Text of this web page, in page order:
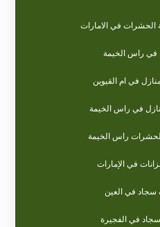
في الامارات
في راس الخيمة
في ام القيوين
في راس الخيمة
راس الخيمة
في الإمارات
في العين
في الفجيرة